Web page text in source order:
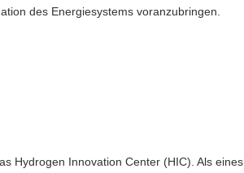
des Energiesystems voranzubringen.
Hydrogen Innovation Center (HIC). Als eines